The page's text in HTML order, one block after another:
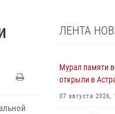
ЛЕНТА
Мурал памяти
открыли в
07 августа 2026,